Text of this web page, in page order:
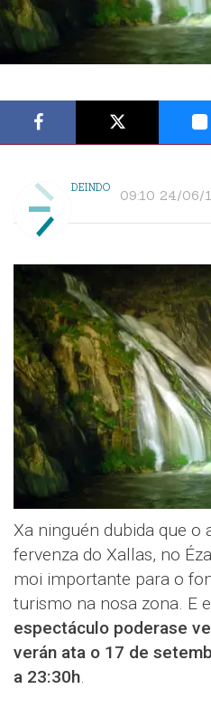
DEINDO 09:10 24/06/
Xa ninguén dubida que o
fervenza do Xallas, no
moi importante para o
turismo na nosa zona. E
espectáculo poderase
verán ata o 17 de
a 23:30h.